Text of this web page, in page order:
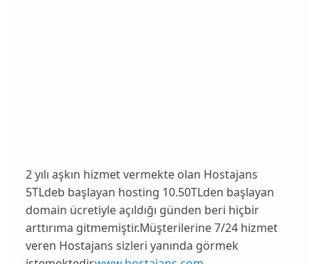
2 yılı aşkın hizmet vermekte olan Hostajans
5TLdeb başlayan hosting 10.50TLden başlayan
domain ücretiyle açıldığı günden beri hiçbir
arttırıma gitmemiştir.Müşterilerine 7/24 hizmet
veren Hostajans sizleri yanında görmek